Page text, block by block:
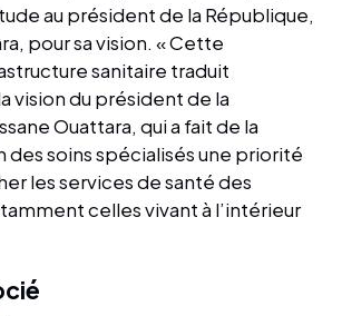
au président de la République,
pour sa vision. « Cette
sanitaire traduit
vision du président de la
Ouattara, qui a fait de la
soins spécialisés une priorité
les services de santé des
celles vivant à l’intérieur